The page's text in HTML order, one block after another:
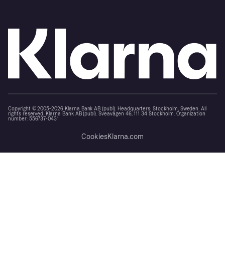
Copyright © 2005-2026 Klarna Bank AB (publ). Headquarters: Stockholm, Sweden. All
rights reserved. Klarna Bank AB (publ). Sveavägen 46, 111 34 Stockholm. Organization
number: 556737-0431
CookiesKlarna.com